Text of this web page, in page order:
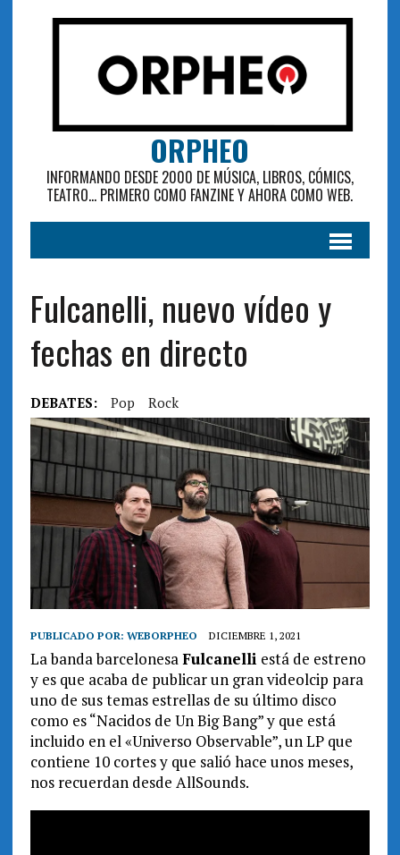
ORPHEO
INFORMANDO DESDE 2000 DE MÚSICA, LIBROS, CÓMICS,
TEATRO... PRIMERO COMO FANZINE Y AHORA COMO WEB.
Fulcanelli, nuevo vídeo y
fechas en directo
DEBATES: Pop Rock
PUBLICADO POR: WEBORPHEO DICIEMBRE 1, 2021
La banda barcelonesaFulcanelli está de estreno
y es que acaba de publicar un gran videolcip para
uno de sus temas estrellas de su último disco
como es “Nacidos de Un Big Bang” y que está
incluido en el «Universo Observable”, un LP que
contiene 10 cortes y que salió hace unos meses,
nos recuerdan desde AllSounds.